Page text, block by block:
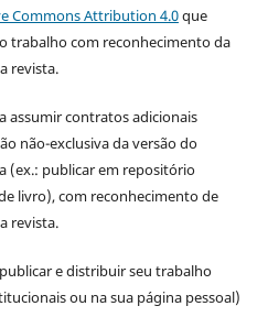
Commons Attribution 4.0que
trabalho com reconhecimento da
revista.
assumir contratos adicionais
não-exclusiva da versão do
(ex.: publicar em repositório
livro), com reconhecimento de
revista.
e distribuir seu trabalho
ou na sua página pessoal)